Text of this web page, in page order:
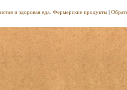
и здоровая еда. Фермерские продукты |